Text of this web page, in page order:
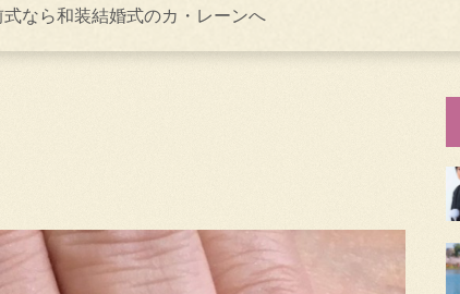
なら和装結婚式のカ・レーンへ